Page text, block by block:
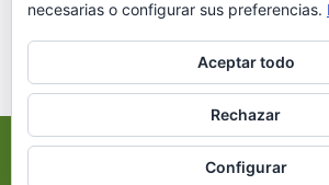
Tu tienda onLine de Aceite de Oliva
Copyright © 2026 Infovinos Tienda
del vino – Creado por
necesarias o configurar sus preferencias.
Aceptar todo
Rechazar
Configurar